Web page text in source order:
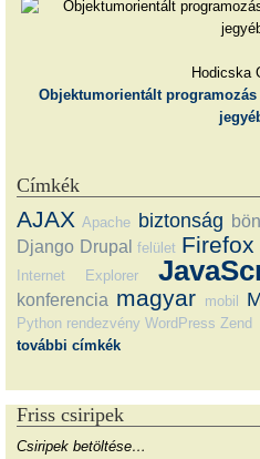
Hodicska
Objektumorientált
Címkék
AJAX Apache biztonság
Django Drupal felület Firefox
Internet Explorer
konferencia magyar mobil
Python rendezvény WordPress Zend
további címkék
Friss csiripek
Csiripek betöltése…